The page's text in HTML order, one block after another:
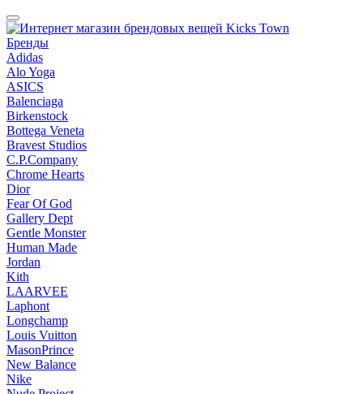
Бренды
Adidas
Alo Yoga
ASICS
Balenciaga
Birkenstock
Bottega Veneta
Bravest Studios
C.P.Company
Chrome Hearts
Dior
Fear Of God
Gallery Dept
Gentle Monster
Human Made
Jordan
Kith
LAARVEE
Laphont
Longchamp
Louis Vuitton
MasonPrince
New Balance
Nike